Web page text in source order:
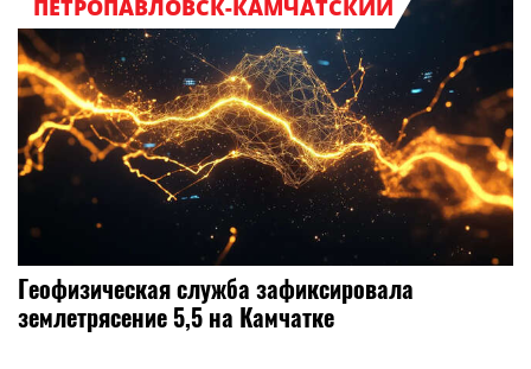
ПЕТРОПАВЛОВСК-КАМЧАТСКИЙ
Геофизическая служба зафиксировала
землетрясение 5,5 на Камчатке